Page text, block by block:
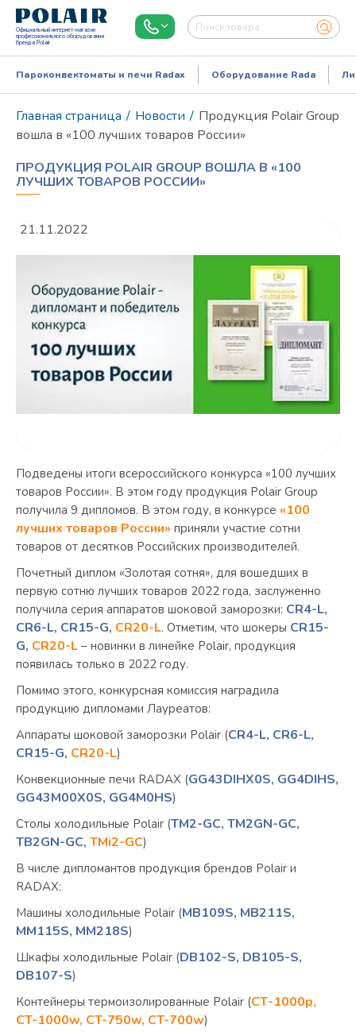
Официальный интернет-магазин
профессионального оборудования
бренда Polair
Пн..Пт: 9.00-18.00
Пароконвектоматы и печи Radax Оборудование Rada
Главная страница / Новости / Продукция Polair Group
вошла в «100 лучших товаров России»
ПРОДУКЦИЯ POLAIR GROUP ВОШЛА В «100
ЛУЧШИХ ТОВАРОВ РОССИИ»
21.11.2022
Подведены итоги всероссийского конкурса «100 лучших
товаров России». В этом году продукция Polair Group
получила 9 дипломов. В этом году, в конкурсе «100
лучших товаров России» приняли участие сотни
товаров от десятков Российских производителей.
Почетный диплом «Золотая сотня», для вошедших в
первую сотню лучших товаров 2022 года, заслуженно
получила серия аппаратов шоковой заморозки: CR4-L,
CR6-L, CR15-G, CR20-L. Отметим, что шокеры CR15-
G, CR20-L – новинки в линейке Polair, продукция
появилась только в 2022 году.
Помимо этого, конкурсная комиссия наградила
продукцию дипломами Лауреатов:
Аппараты шоковой заморозки Polair (CR4-L, CR6-L,
CR15-G, CR20-L)
Конвекционные печи RADAX (GG43DIHX0S, GG4DIHS,
GG43M00X0S, GG4M0HS)
Столы холодильные Polair (TM2-GC, TM2GN-GC,
TB2GN-GC, TMi2-GC)
В числе дипломантов продукция брендов Polair и
RADAX:
Машины холодильные Polair (MB109S, MB211S,
MM115S, MM218S)
Шкафы холодильные Polair (DB102-S, DB105-S,
DB107-S)
Контейнеры термоизолированные Polair (СТ-1000р,
CT-1000w, CT-750w, CT-700w)